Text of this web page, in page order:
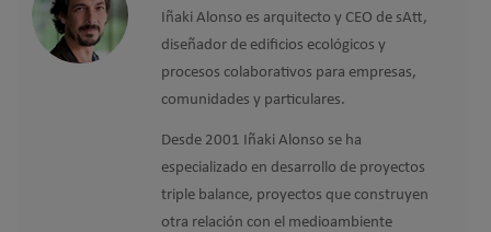
Iñaki Alonso es arquitecto y CEO de sAtt,
diseñador de edificios ecológicos y
procesos colaborativos para empresas,
comunidades y particulares.
Desde 2001 Iñaki Alonso se ha
especializado en desarrollo de proyectos
triple balance, proyectos que construyen
otra relación con el medioambiente